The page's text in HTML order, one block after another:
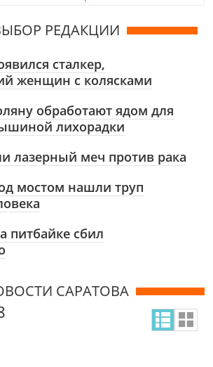
РЕДАКЦИИ
сталкер,
женщин с колясками
обработают ядом для
лихорадки
лазерный меч против рака
мостом нашли труп
питбайке сбил
САРАТОВА